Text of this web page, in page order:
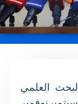
العلمي